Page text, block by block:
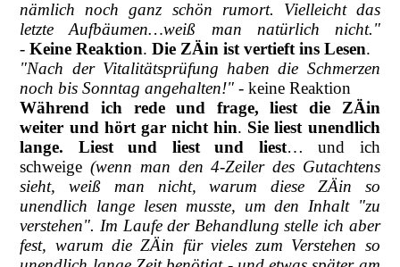
nämlich noch ganz schön rumort. Vielleicht das
letzte Aufbäumen…weiß man natürlich nicht."
-Keine Reaktion.Die ZÄin ist vertieft ins Lesen.
"Nach der Vitalitätsprüfung haben die Schmerzen
noch bis Sonntag angehalten!"- keine Reaktion
Während ich rede und frage, liest die ZÄin
weiter und hört gar nicht hin. Sie liest unendlich
lange. Liest und liest und liest… und ich
schweige (wenn man den 4-Zeiler des Gutachtens
sieht, weiß man nicht, warum diese ZÄin so
unendlich lange lesen musste, um den Inhalt "zu
verstehen". Im Laufe der Behandlung stelle ich aber
fest, warum die ZÄin für vieles zum Verstehen so